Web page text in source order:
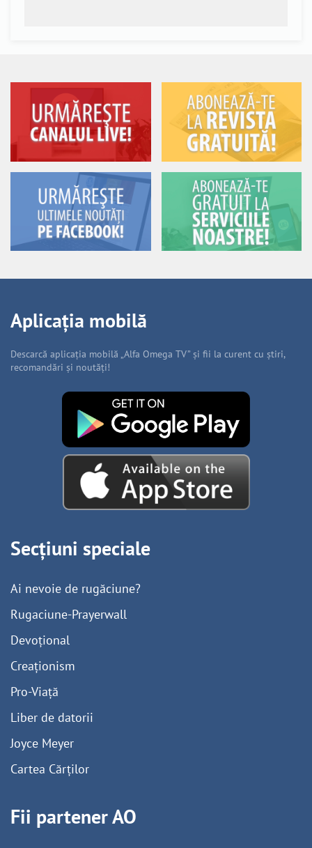
Aplicația mobilă
Descarcă aplicația mobilă „Alfa Omega TV” și fii la curent cu știri,
recomandări și noutăți!
Secțiuni speciale
Ai nevoie de rugăciune?
Rugaciune-Prayerwall
Devoțional
Creaționism
Pro-Viață
Liber de datorii
Joyce Meyer
Cartea Cărților
Fii partener AO